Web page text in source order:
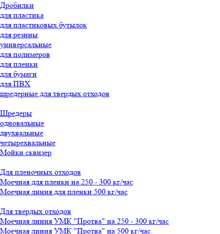
Дробилки
для пластика
для пластиковых бутылок
для резины
универсальные
для полимеров
для пленки
для бумаги
для ПВХ
шредерные для твердых отходов
Шредеры
одновальные
двухвальные
четырехвальные
Мойки сквизер
Для пленочных отходов
Моечная для пленки на 250 - 300 кг/час
Моечная линия для пленки 500 кг/час
Для твердых отходов
Моечная линия УМК "Протва" на 250 - 300 кг/час
Моечная линия УМК "Протва" на 500 кг/час